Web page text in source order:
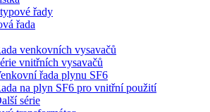
řady
řada
venkovních vysavačů
vnitřních vysavačů
řada plynu SF6
na plyn SF6 pro vnitřní použití
série